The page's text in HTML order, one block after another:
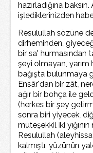
hazırladığına
işlediklerinizden
Resulullah sözüne
dirheminden,
bir sa' hurmasından
şeyi olmayan,
bağışta bulunmaya
Ensâr'dan bir zât,
ağır bir bohça ile
(herkes bir şey
sonra biri yiyecek,
müteşekkil iki
Resulullah
kalmıştı, yüzünün